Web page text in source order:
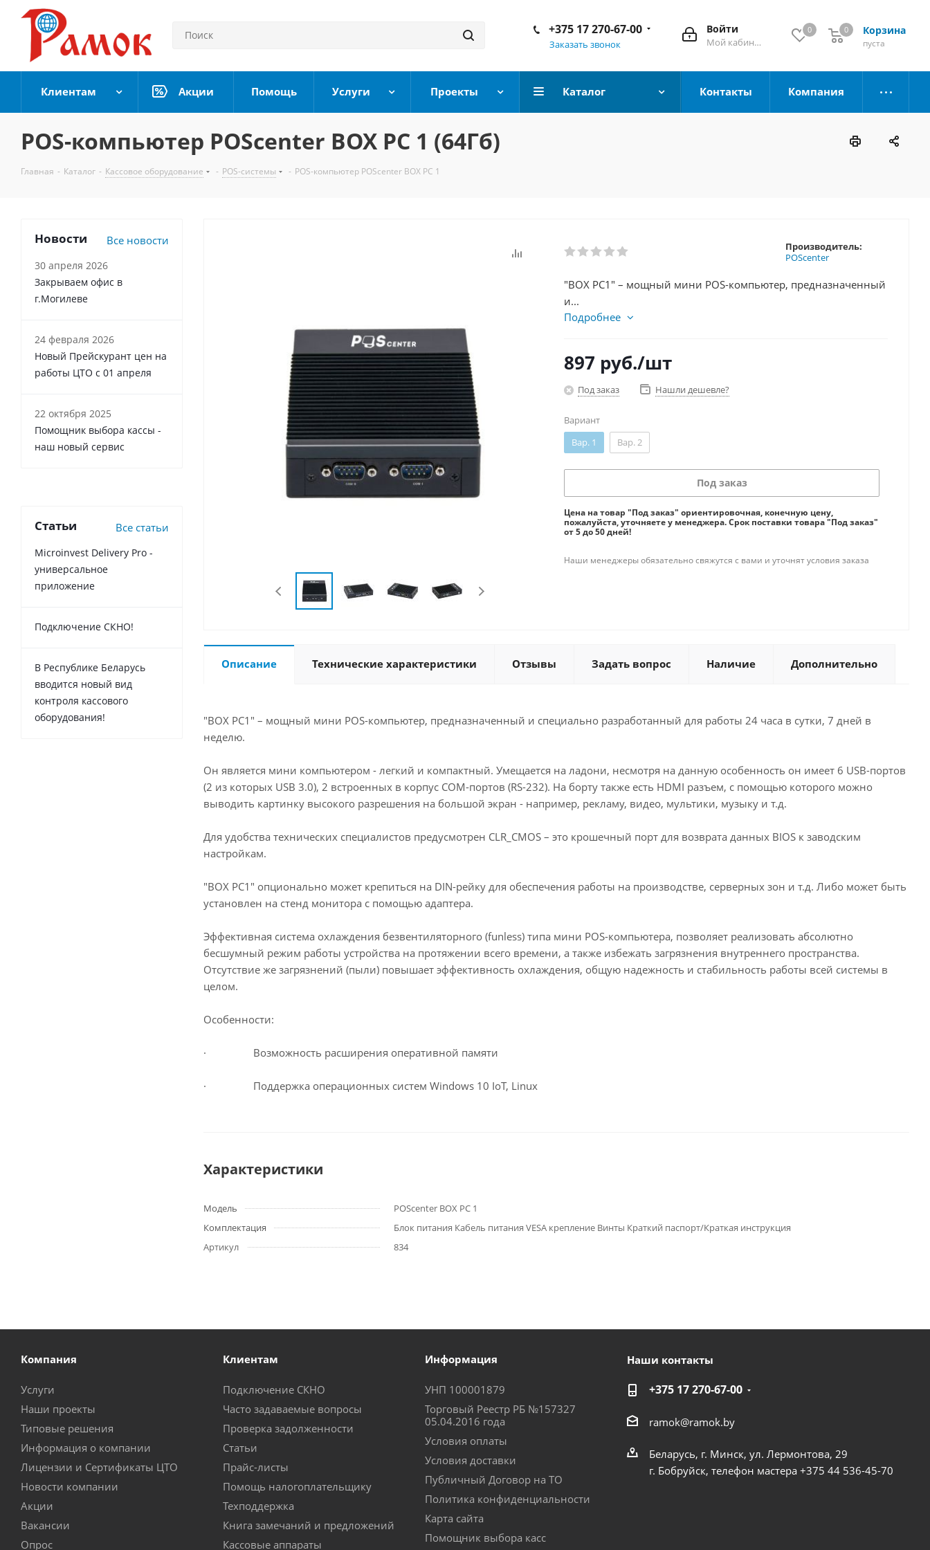
0 Корзина
пуста
0
Войти
Мой кабинет
+375 17 270-67-00
Заказать звонок
Клиентам Акции Помощь Услуги Проекты Каталог Контакты Компания
POS-компьютер POScenter BOX PC 1 (64Гб)
Главная - Каталог - Кассовое оборудование - POS-системы - POS-компьютер POScenter BOX PC 1
Производитель:
POScenter
"BOX PC1" – мощный мини POS-компьютер, предназначенный
и...
Подробнее
897 руб./шт
Под заказ Нашли дешевле?
Вариант
Вар. 1
Вар. 2
Под заказ
Цена на товар "Под заказ" ориентировочная, конечную цену,
пожалуйста, уточняете у менеджера. Срок поставки товара "Под заказ"
от 5 до 50 дней!
Наши менеджеры обязательно свяжутся с вами и уточнят условия заказа
Описание Технические характеристики Отзывы Задать вопрос Наличие Дополнительно
"BOX PC1" – мощный мини POS-компьютер, предназначенный и специально разработанный для работы 24 часа в сутки, 7 дней в
неделю.
Он является мини компьютером - легкий и компактный. Умещается на ладони, несмотря на данную особенность он имеет 6 USB-портов
(2 из которых USB 3.0), 2 встроенных в корпус COM-портов (RS-232). На борту также есть HDMI разъем, с помощью которого можно
выводить картинку высокого разрешения на большой экран - например, рекламу, видео, мультики, музыку и т.д.
Для удобства технических специалистов предусмотрен CLR_CMOS – это крошечный порт для возврата данных BIOS к заводским
настройкам.
"BOX PC1" опционально может крепиться на DIN-рейку для обеспечения работы на производстве, серверных зон и т.д. Либо может быть
установлен на стенд монитора с помощью адаптера.
Эффективная система охлаждения безвентиляторного (funless) типа мини POS-компьютера, позволяет реализовать абсолютно
бесшумный режим работы устройства на протяжении всего времени, а также избежать загрязнения внутреннего пространства.
Отсутствие же загрязнений (пыли) повышает эффективность охлаждения, общую надежность и стабильность работы всей системы в
целом.
Особенности:
· Возможность расширения оперативной памяти
· Поддержка операционных систем Windows 10 IoT, Linux
Характеристики
Модель
POScenter BOX PC 1
Комплектация
Блок питания Кабель питания VESA крепление Винты Краткий паспорт/Краткая инструкция
Артикул
834
Новости Все новости
30 апреля 2026
Закрываем офис в
г.Могилеве
24 февраля 2026
Новый Прейскурант цен на
работы ЦТО с 01 апреля
22 октября 2025
Помощник выбора кассы -
наш новый сервис
Статьи Все статьи
Microinvest Delivery Pro -
универсальное
приложение
Подключение СКНО!
В Республике Беларусь
вводится новый вид
контроля кассового
оборудования!
Компания
Услуги
Наши проекты
Типовые решения
Информация о компании
Лицензии и Сертификаты ЦТО
Новости компании
Акции
Вакансии
Опрос
Клиентам
Подключение СКНО
Часто задаваемые вопросы
Проверка задолженности
Статьи
Прайс-листы
Помощь налогоплательщику
Техподдержка
Книга замечаний и предложений
Кассовые аппараты
Информация
УНП 100001879
Торговый Реестр РБ №157327
05.04.2016 года
Условия оплаты
Условия доставки
Публичный Договор на ТО
Политика конфиденциальности
Карта сайта
Помощник выбора касс
Наши контакты
+375 17 270-67-00
ramok@ramok.by
Беларусь, г. Минск, ул. Лермонтова, 29
г. Бобруйск, телефон мастера +375 44 536-45-70